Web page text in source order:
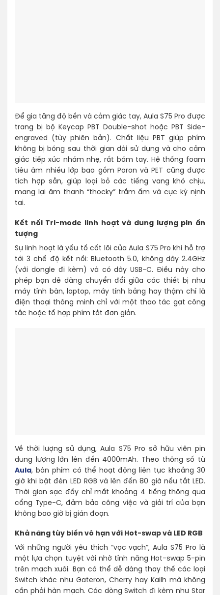
Để gia tăng độ bền và cảm giác tay, Aula S75 Pro được
trang bị bộ Keycap PBT Double-shot hoặc PBT Side-
engraved (tùy phiên bản). Chất liệu PBT giúp phím
không bị bóng sau thời gian dài sử dụng và cho cảm
giác tiếp xúc nhám nhẹ, rất bám tay. Hệ thống foam
tiêu âm nhiều lớp bao gồm Poron và PET cũng được
tích hợp sẵn, giúp loại bỏ các tiếng vang khó chịu,
mang lại âm thanh “thocky” trầm ấm và cực kỳ nịnh
tai.
Kết nối Tri-mode linh hoạt và dung lượng pin ấn
tượng
Sự linh hoạt là yếu tố cốt lõi của Aula S75 Pro khi hỗ trợ
tới 3 chế độ kết nối: Bluetooth 5.0, không dây 2.4GHz
(với dongle đi kèm) và có dây USB-C. Điều này cho
phép bạn dễ dàng chuyển đổi giữa các thiết bị như
máy tính bàn, laptop, máy tính bảng hay thậm chí là
điện thoại thông minh chỉ với một thao tác gạt công
tắc hoặc tổ hợp phím tắt đơn giản.
Về thời lượng sử dụng, Aula S75 Pro sở hữu viên pin
dung lượng lớn lên đến 4000mAh. Theo thông số từ
Aula, bàn phím có thể hoạt động liên tục khoảng 30
giờ khi bật đèn LED RGB và lên đến 80 giờ nếu tắt LED.
Thời gian sạc đầy chỉ mất khoảng 4 tiếng thông qua
cổng Type-C, đảm bảo công việc và giải trí của bạn
không bao giờ bị gián đoạn.
Khả năng tùy biến vô hạn với Hot-swap và LED RGB
Với những người yêu thích “vọc vạch”, Aula S75 Pro là
một lựa chọn tuyệt vời nhờ tính năng Hot-swap 5-pin
trên mạch xuôi. Bạn có thể dễ dàng thay thế các loại
Switch khác như Gateron, Cherry hay Kailh mà không
cần phải hàn mạch. Các dòng Switch đi kèm như Star